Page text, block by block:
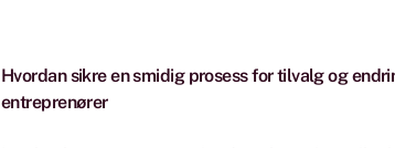
Hvordan sikre en smidig prosess for tilvalg og
entreprenører